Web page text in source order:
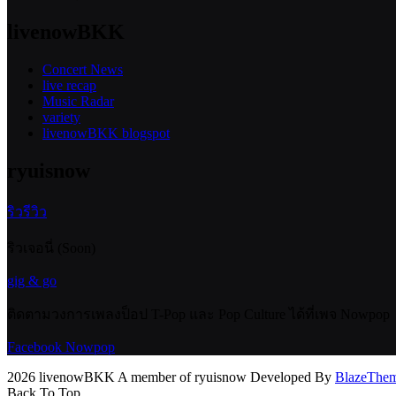
Concert News
live recap
Music Radar
variety
livenowBKK blogspot
ริวรีวิว
gig & go
Facebook Nowpop
2026 livenowBKK A member of ryuisnow Developed By
Back To Top